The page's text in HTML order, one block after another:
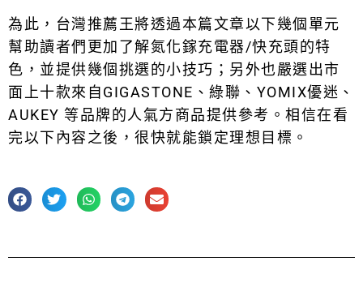
為此，台灣推薦王將透過本篇文章以下幾個單元
幫助讀者們更加了解氮化鎵充電器/快充頭的特
色，並提供幾個挑選的小技巧；另外也嚴選出市
面上十款來自GIGASTONE、綠聯、YOMIX優迷、
AUKEY 等品牌的人氣方商品提供參考。相信在看
完以下內容之後，很快就能鎖定理想目標。